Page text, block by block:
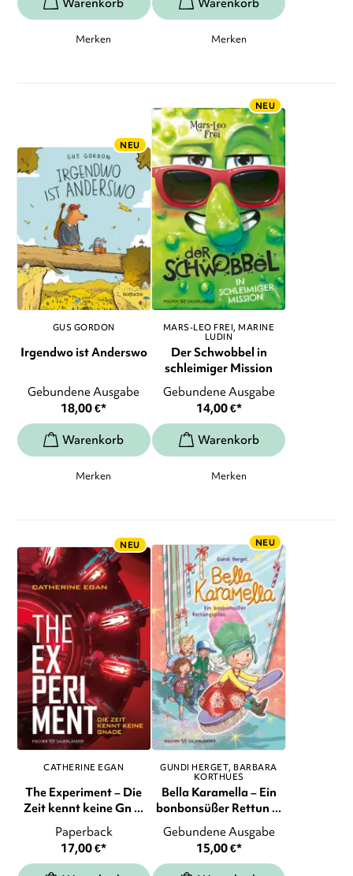
Merken Merken
NEU
GUS GORDON
Irgendwo ist Anderswo
Gebundene Ausgabe
18,00€*
Merken
NEU
MARS-LEO FREI MARINE
LUDIN
Der Schwobbel in
schleimiger Mission
Gebundene Ausgabe
14,00€*
Merken
NEU
CATHERINE EGAN
The Experiment – Die
Zeit kennt keine Gn ...
Paperback
17,00€*
NEU
GUNDI HERGET BARBARA
KORTHUES
Bella Karamella – Ein
bonbonsüßer Rettun ...
Gebundene Ausgabe
15,00€*